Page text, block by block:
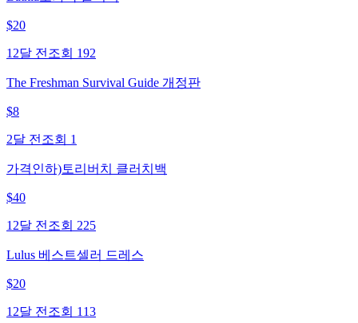
$20
12달 전 조회 192
The Freshman Survival Guide 개정판
$8
2달 전 조회 1
가격인하)토리버치 클러치백
$40
12달 전 조회 225
Lulus 베스트셀러 드레스
$20
12달 전 조회 113